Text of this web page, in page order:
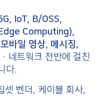
IoT, B/OSS,
Computing),
바일 영상, 메시징,
네트워크 전반에 걸친
다.
셋 벤더, 케이블 회사,